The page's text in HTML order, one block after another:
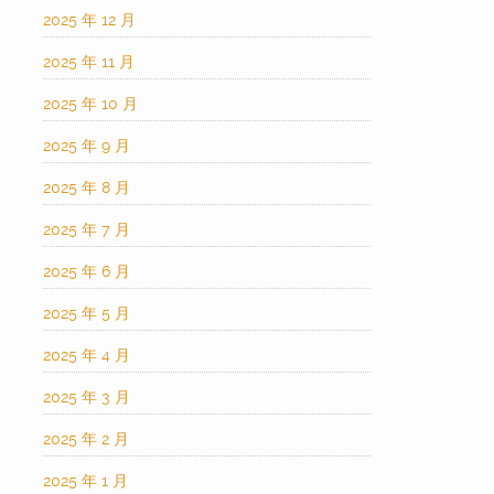
2025 年 12 月
2025 年 11 月
2025 年 10 月
2025 年 9 月
2025 年 8 月
2025 年 7 月
2025 年 6 月
2025 年 5 月
2025 年 4 月
2025 年 3 月
2025 年 2 月
2025 年 1 月